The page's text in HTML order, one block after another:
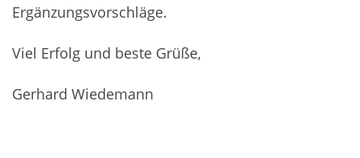
Ergänzungsvorschläge.
Viel Erfolg und beste Grüße,
Gerhard Wiedemann